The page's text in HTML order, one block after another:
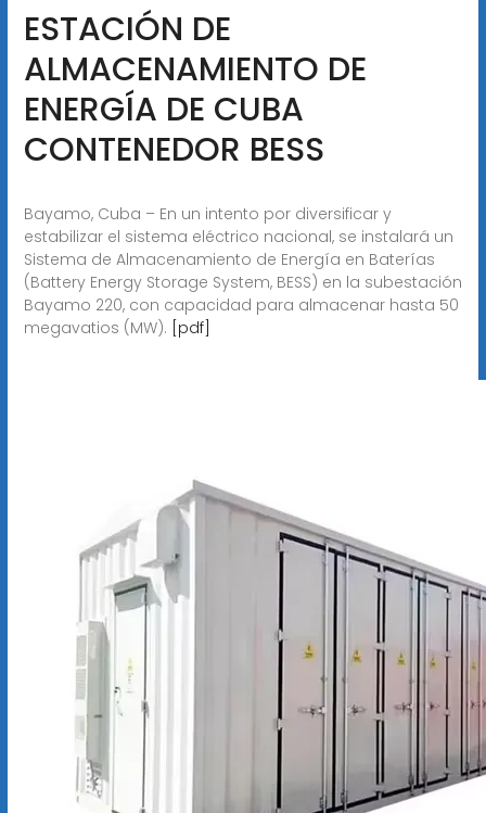
ESTACIÓN DE
ALMACENAMIENTO DE
ENERGÍA DE CUBA
CONTENEDOR BESS
Bayamo, Cuba – En un intento por diversificar y
estabilizar el sistema eléctrico nacional, se instalará un
Sistema de Almacenamiento de Energía en Baterías
(Battery Energy Storage System, BESS) en la subestación
Bayamo 220, con capacidad para almacenar hasta 50
megavatios (MW). [pdf]